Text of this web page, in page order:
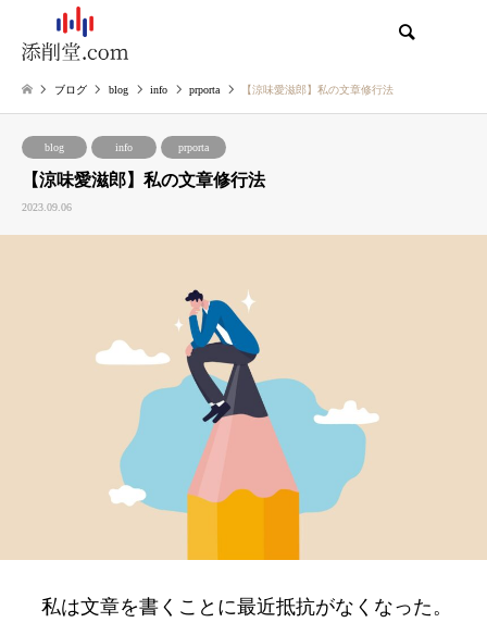
ブログ blog info prporta 【涼味愛滋郎】私の文章修行法
blog info prporta
【涼味愛滋郎】私の文章修行法
2023.09.06
私は文章を書くことに最近抵抗がなくなった。